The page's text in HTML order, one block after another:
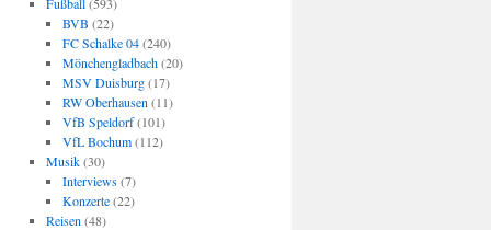
BVB (22)
FC Schalke 04(240)
Mönchengladbach(20)
MSV Duisburg(17)
RW Oberhausen (11)
VfB Speldorf(101)
VfL Bochum(112)
Musik(30)
Interviews(7)
Konzerte(22)
Reisen (48)